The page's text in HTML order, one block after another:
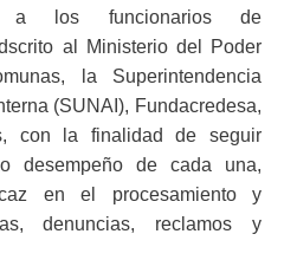
a los funcionarios de
al Ministerio del Poder
la Superintendencia
(SUNAI), Fundacredesa,
con la finalidad de seguir
desempeño de cada una,
en el procesamiento y
denuncias, reclamos y